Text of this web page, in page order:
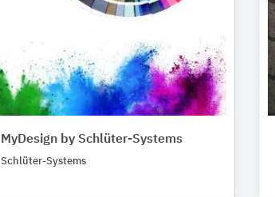
MyDesign by Schlüter-Systems
Schlüter-Systems